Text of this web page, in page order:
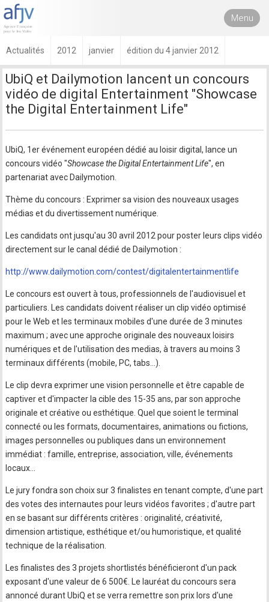
Menu
Actualités 2012 janvier édition du 4 janvier 2012
UbiQ et Dailymotion lancent un concours
vidéo de digital Entertainment "Showcase
the Digital Entertainment Life"
UbiQ, 1er événement européen dédié au loisir digital, lance un
concours vidéo "Showcase the Digital Entertainment Life", en
partenariat avec Dailymotion.
Thème du concours : Exprimer sa vision des nouveaux usages
médias et du divertissement numérique.
Les candidats ont jusqu'au 30 avril 2012 pour poster leurs clips vidéo
directement sur le canal dédié de Dailymotion :
http://www.dailymotion.com/contest/digitalentertainmentlife
Le concours est ouvert à tous, professionnels de l'audiovisuel et
particuliers. Les candidats doivent réaliser un clip vidéo optimisé
pour le Web et les terminaux mobiles d'une durée de 3 minutes
maximum ; avec une approche originale des nouveaux loisirs
numériques et de l'utilisation des medias, à travers au moins 3
terminaux différents (mobile, PC, tabs...).
Le clip devra exprimer une vision personnelle et être capable de
captiver et d'impacter la cible des 15-35 ans, par son approche
originale et créative ou esthétique. Quel que soient le terminal
connecté ou les formats, documentaires, animations ou fictions,
images personnelles ou publiques dans un environnement
immédiat : famille, entreprise, association, ville, événements
locaux...
Le jury fondra son choix sur 3 finalistes en tenant compte, d'une part
des votes des internautes pour leurs vidéos favorites ; d'autre part
en se basant sur différents critères : originalité, créativité,
dimension artistique, esthétique et/ou humoristique, et qualité
technique de la réalisation.
Les finalistes des 3 projets shortlistés bénéficieront d'un pack
exposant d'une valeur de 6 500€. Le lauréat du concours sera
annoncé durant UbiQ et se verra remettre son prix lors d'une